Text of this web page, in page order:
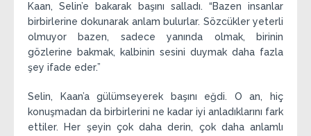
Kaan, Selin’e bakarak başını salladı. “Bazen insanlar
birbirlerine dokunarak anlam bulurlar. Sözcükler yeterli
olmuyor bazen, sadece yanında olmak, birinin
gözlerine bakmak, kalbinin sesini duymak daha fazla
şey ifade eder.”
Selin, Kaan’a gülümseyerek başını eğdi. O an, hiç
konuşmadan da birbirlerini ne kadar iyi anladıklarını fark
ettiler. Her şeyin çok daha derin, çok daha anlamlı